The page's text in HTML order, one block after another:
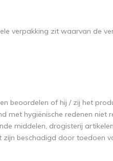
verpakking zit waarvan de
beoordelen of hij / zij het
met hygiënische redenen niet
middelen, drogisterij
zijn beschadigd door toedoen